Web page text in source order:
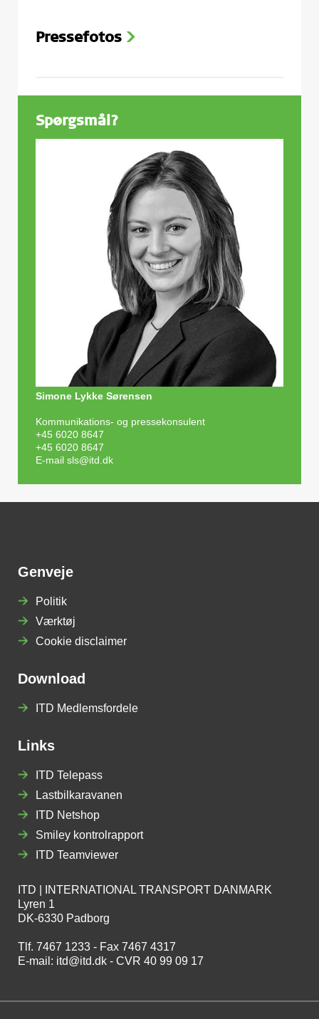
Pressefotos >
Spørgsmål?
Simone Lykke Sørensen
Kommunikations- og pressekonsulent
+45 6020 8647
+45 6020 8647
E-mail sls@itd.dk
Genveje
Politik
Værktøj
Cookie disclaimer
Download
ITD Medlemsfordele
Links
ITD Telepass
Lastbilkaravanen
ITD Netshop
Smiley kontrolrapport
ITD Teamviewer
ITD | INTERNATIONAL TRANSPORT DANMARK
Lyren 1
DK-6330 Padborg
Tlf. 7467 1233 - Fax 7467 4317
E-mail: itd@itd.dk - CVR 40 99 09 17